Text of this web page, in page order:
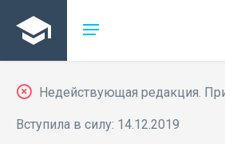
Недействующая редакция.
Вступила в силу: 14.12.2019